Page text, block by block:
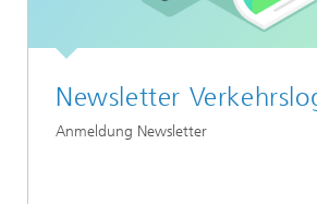
Newsletter
Anmeldung Newsletter